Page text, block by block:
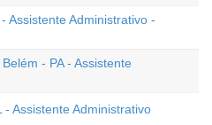
Assistente Administrativo -
- PA - Assistente
- Assistente Administrativo